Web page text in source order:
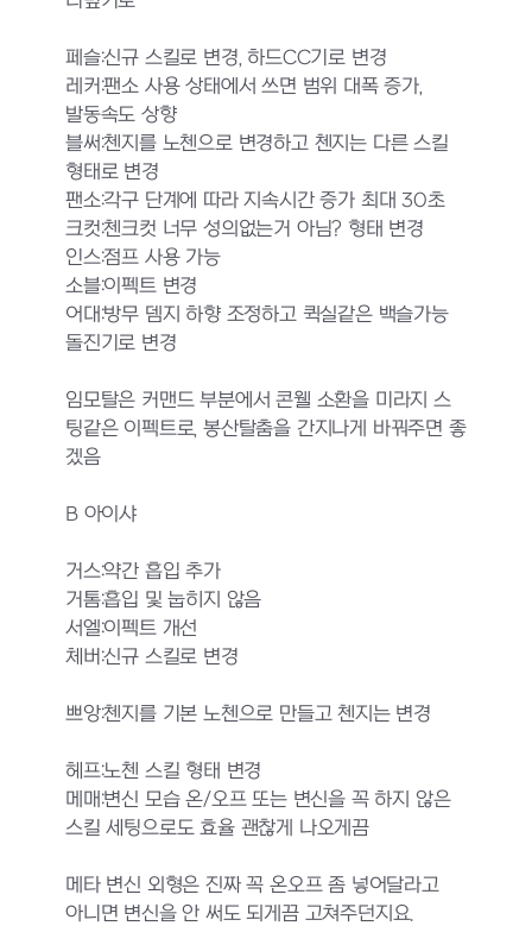
페슬:신규 스킬로 변경, 하드CC기로 변경
레커:팬소 사용 상태에서 쓰면 범위 대폭 증가,
발동속도 상향
블써:첸지를 노첸으로 변경하고 첸지는 다른 스킬
형태로 변경
팬소:각구 단계에 따라 지속시간 증가 최대 30초
크컷:첸크컷 너무 성의없는거 아님? 형태 변경
인스:점프 사용 가능
소블:이펙트 변경
어대:방무 뎀지 하향 조정하고 퀵실같은 백슬가능
돌진기로 변경
임모탈은 커맨드 부분에서 콘웰 소환을 미라지 스
팅같은 이펙트로, 봉산탈춤을 간지나게 바꿔주면 좋
겠음
B 아이샤
거스:약간 흡입 추가
거톰:흡입 및 눕히지 않음
서엘:이펙트 개선
체버:신규 스킬로 변경
쁘앙:첸지를 기본 노첸으로 만들고 첸지는 변경
헤프:노첸 스킬 형태 변경
메매:변신 모습 온/오프 또는 변신을 꼭 하지 않은
스킬 세팅으로도 효율 괜찮게 나오게끔
메타 변신 외형은 진짜 꼭 온오프 좀 넣어달라고
아니면 변신을 안 써도 되게끔 고쳐주던지요.